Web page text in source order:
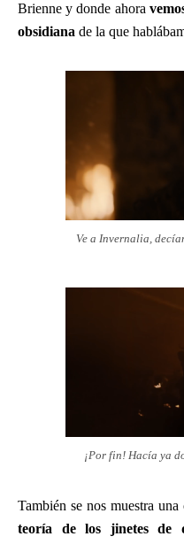
Brienne y donde ahora
obsidiana de la que
Ve a Invernalia,
¡Por fin! Hacía ya
También se nos muestra
teoría de los jinetes de